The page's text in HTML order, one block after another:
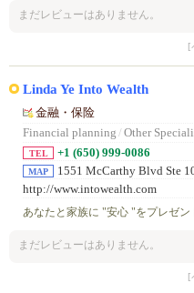
まだレビューはありません。
[
Linda Ye Into Wealth
金融・保险
Financial planning / Other
TEL +1 (650) 999-0086
MAP 1551 McCarthy Blvd Ste
http://www.intowealth.com
あなたと家族に "安心 "をプレゼン
まだレビューはありません。
[